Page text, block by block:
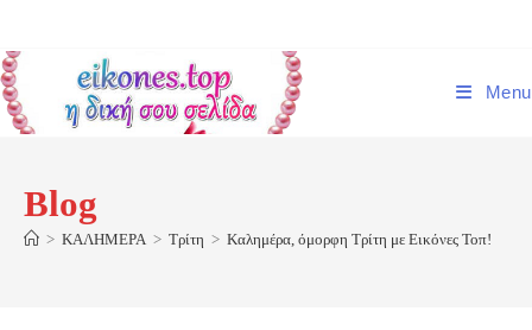
content
Menu
Blog
> ΚΑΛΗΜΕΡΑ > Τρίτη > Καλημέρα, όμορφη Τρίτη με Εικόνες Τοπ!